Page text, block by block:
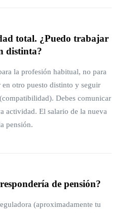
total. ¿Puedo trabajar
distinta?
la profesión habitual, no para
en otro puesto distinto y seguir
Debes comunicar
actividad. El salario de la nueva
pensión.
de pensión?
(aproximadamente tu